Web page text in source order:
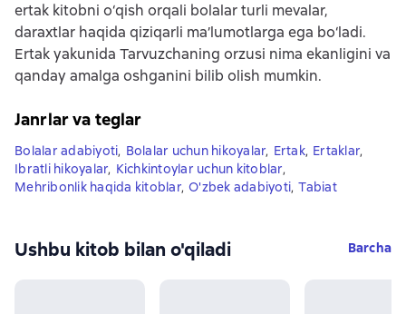
ertak kitobni o‘qish orqali bolalar turli mevalar,
daraxtlar haqida qiziqarli ma’lumotlarga ega bo‘ladi.
Ertak yakunida Tarvuzchaning orzusi nima ekanligini va
qanday amalga oshganini bilib olish mumkin.
Janrlar va teglar
Bolalar adabiyoti, Bolalar uchun hikoyalar, Ertak, Ertaklar,
Ibratli hikoyalar, Kichkintoylar uchun kitoblar,
Mehribonlik haqida kitoblar, O'zbek adabiyoti, Tabiat
Ushbu kitob bilan o'qiladi Barcha